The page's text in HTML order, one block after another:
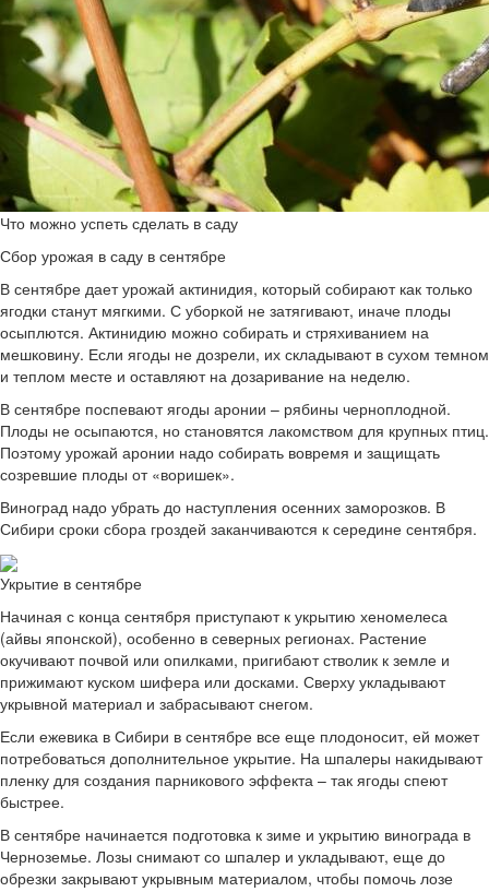
Что можно успеть сделать в саду
Сбор урожая в саду в сентябре
В сентябре дает урожай актинидия, который собирают как только
ягодки станут мягкими. С уборкой не затягивают, иначе плоды
осыплются. Актинидию можно собирать и стряхиванием на
мешковину. Если ягоды не дозрели, их складывают в сухом темном
и теплом месте и оставляют на дозаривание на неделю.
В сентябре поспевают ягоды аронии – рябины черноплодной.
Плоды не осыпаются, но становятся лакомством для крупных птиц.
Поэтому урожай аронии надо собирать вовремя и защищать
созревшие плоды от «воришек».
Виноград надо убрать до наступления осенних заморозков. В
Сибири сроки сбора гроздей заканчиваются к середине сентября.
Укрытие в сентябре
Начиная с конца сентября приступают к укрытию хеномелеса
(айвы японской), особенно в северных регионах. Растение
окучивают почвой или опилками, пригибают стволик к земле и
прижимают куском шифера или досками. Сверху укладывают
укрывной материал и забрасывают снегом.
Если ежевика в Сибири в сентябре все еще плодоносит, ей может
потребоваться дополнительное укрытие. На шпалеры накидывают
пленку для создания парникового эффекта – так ягоды спеют
быстрее.
В сентябре начинается подготовка к зиме и укрытию винограда в
Черноземье. Лозы снимают со шпалер и укладывают, еще до
обрезки закрывают укрывным материалом, чтобы помочь лозе